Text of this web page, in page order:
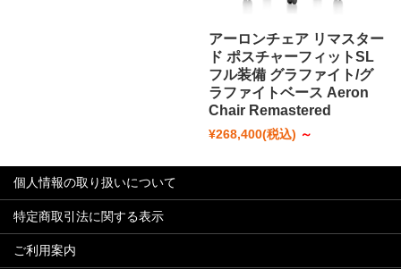
アーロンチェア リマスター
ド ポスチャーフィットSL
フル装備 グラファイト/グ
ラファイトベース Aeron
Chair Remastered
¥268,400(税込) ～
個人情報の取り扱いについて
特定商取引法に関する表示
ご利用案内